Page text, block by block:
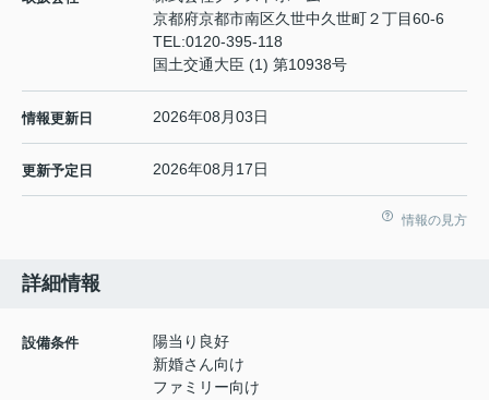
京都府京都市南区久世中久世町２丁目60-6
TEL:0120-395-118
国土交通大臣 (1) 第10938号
情報更新日 2026年08月03日
更新予定日 2026年08月17日
情報の見方
詳細情報
設備条件
陽当り良好
新婚さん向け
ファミリー向け